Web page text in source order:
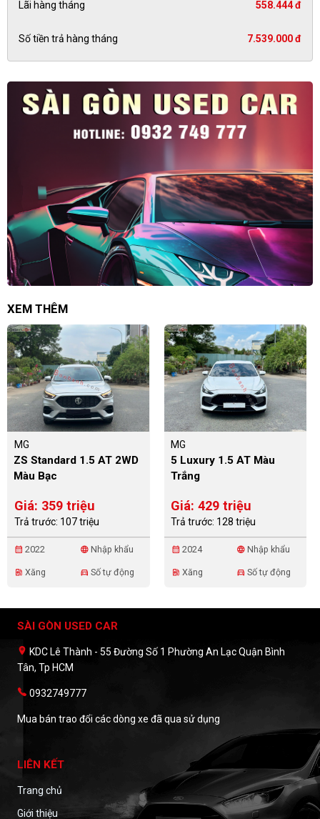
Lãi hàng tháng 558.444 đ
Số tiền trả hàng tháng 7.539.000 đ
XEM THÊM
MG
ZS Standard 1.5 AT 2WD
Màu Bạc
Giá: 359 triệu
Trả trước: 107 triệu
calendar_month 2022 language Nhập khẩu
ev_station Xăng directions_car Số tự động
MG
5 Luxury 1.5 AT Màu
Trắng
Giá: 429 triệu
Trả trước: 128 triệu
calendar_month 2024 language Nhập khẩu
ev_station Xăng directions_car Số tự động
SÀI GÒN USED CAR
KDC Lê Thành - 55 Đường Số 1 Phường An Lạc Quận Bình
Tân, Tp HCM
0932749777
Mua bán trao đổi các dòng xe đã qua sử dụng
LIÊN KẾT
Trang chủ
Giới thiệu